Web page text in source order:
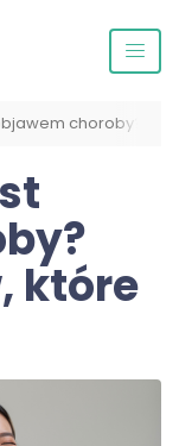
choroby?
które